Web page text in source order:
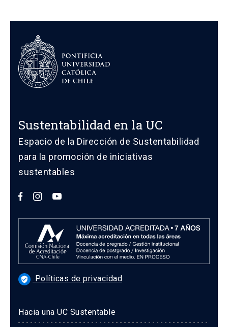
Sustentabilidad en la UC
Espacio de la Dirección de Sustentabilidad
para la promoción de iniciativas
sustentables
verified_user Políticas de privacidad
Hacia una UC Sustentable